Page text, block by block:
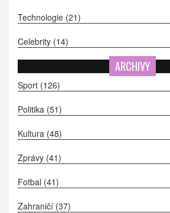
Technologie (21)
Celebrity (14)
ARCHIVY
Sport (126)
Politika (51)
Kultura (48)
Zprávy (41)
Fotbal (41)
Zahraničí (37)